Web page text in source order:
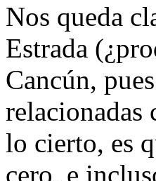
Nos queda
Estrada
Cancún,
relacionadas
lo cierto, es
cero, e